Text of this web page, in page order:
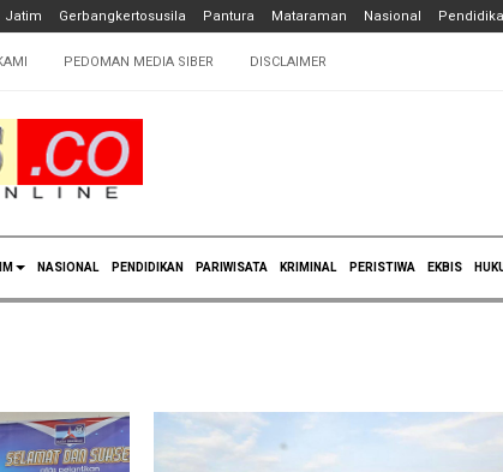
Jatim Gerbangkertosusila Pantura Mataraman Nasional
PEDOMAN MEDIA SIBER DISCLAIMER
NASIONAL PENDIDIKAN PARIWISATA KRIMINAL PERISTIWA EKBIS